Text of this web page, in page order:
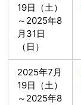
19日（土）
～2025年8
月31日
（日）
2025年7月
19日（土）
～2025年8